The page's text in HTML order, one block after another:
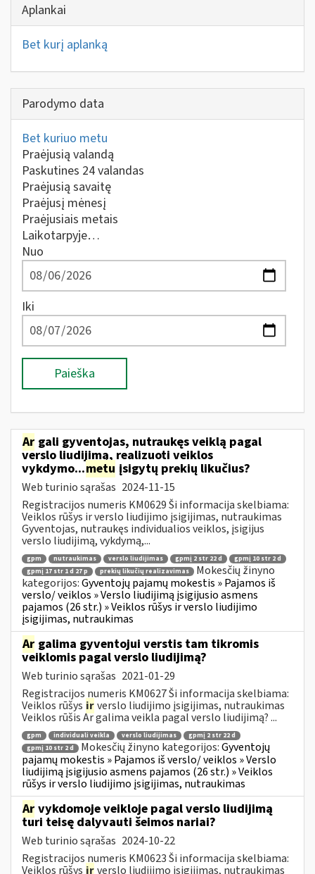
Aplankai
Bet kurį aplanką
Parodymo data
Bet kuriuo metu
Praėjusią valandą
Paskutines 24 valandas
Praėjusią savaitę
Praėjusį mėnesį
Praėjusiais metais
Laikotarpyje…
Nuo
Iki
Paieška
Ar gali gyventojas, nutraukęs veiklą pagal
verslo liudijimą, realizuoti veiklos
vykdymo...metu įsigytų prekių likučius?
Web turinio sąrašas 2024-11-15
Registracijos numeris KM0629 Ši informacija skelbiama:
Veiklos rūšys ir verslo liudijimo įsigijimas, nutraukimas
Gyventojas, nutraukęs individualios veiklos, įsigijus
verslo liudijimą, vykdymą,...
gpm nutraukimas verslo liudijimas gpmį 2 str 22 d
gpmį 10 str 2 d
gpmį 17 str 1 d 27 p
prekių likučių realizavimas
Mokesčių žinyno
kategorijos:Gyventojų pajamų mokestis » Pajamos iš
verslo/ veiklos » Verslo liudijimą įsigijusio asmens
pajamos (26 str.) » Veiklos rūšys ir verslo liudijimo
įsigijimas, nutraukimas
Ar galima gyventojui verstis tam tikromis
veiklomis pagal verslo liudijimą?
Web turinio sąrašas 2021-01-29
Registracijos numeris KM0627 Ši informacija skelbiama:
Veiklos rūšys irverslo liudijimo įsigijimas, nutraukimas
Veiklos rūšis Ar galima veikla pagal verslo liudijimą? ...
gpm individuali veikla verslo liudijimas
gpmį 2 str 22 d
gpmį 10 str 2 d
Mokesčių žinyno kategorijos:Gyventojų
pajamų mokestis » Pajamos iš verslo/ veiklos » Verslo
liudijimą įsigijusio asmens pajamos (26 str.) » Veiklos
rūšys ir verslo liudijimo įsigijimas, nutraukimas
Ar vykdomoje veikloje pagal verslo liudijimą
turi teisę dalyvauti šeimos nariai?
Web turinio sąrašas 2024-10-22
Registracijos numeris KM0623 Ši informacija skelbiama:
Veiklos rūšys irverslo liudijimo įsigijimas, nutraukimas